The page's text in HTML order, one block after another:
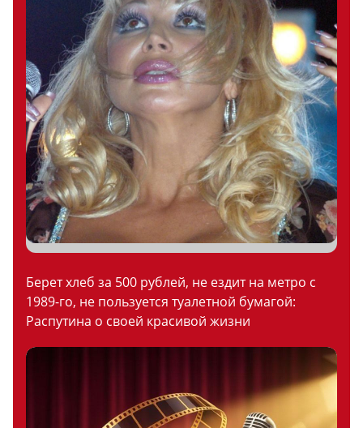
Берет хлеб за 500 рублей, не ездит на метро с
1989-го, не пользуется туалетной бумагой:
Распутина о своей красивой жизни